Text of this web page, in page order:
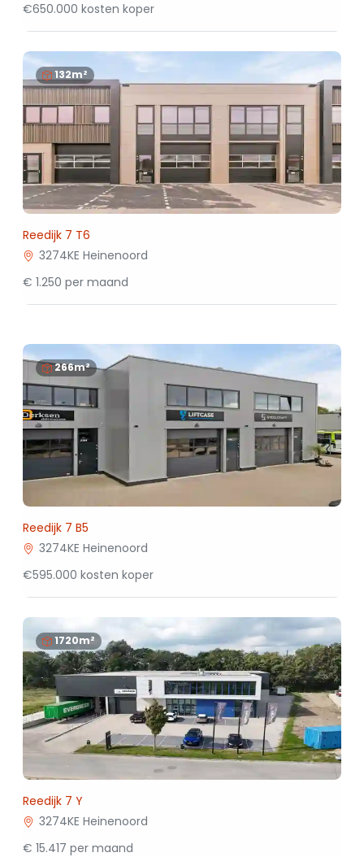
€650.000 kosten koper
132m²
Reedijk 7 T6
3274KE Heinenoord
€ 1.250 per maand
266m²
Reedijk 7 B5
3274KE Heinenoord
€595.000 kosten koper
1720m²
Reedijk 7 Y
3274KE Heinenoord
€ 15.417 per maand